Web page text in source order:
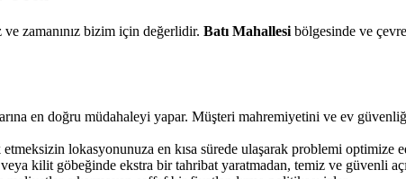
zamanınız bizim için değerlidir. Batı Mahallesi bölgesinde ve
en doğru müdahaleyi yapar. Müşteri mahremiyetini ve ev
lokasyonunuza en kısa sürede ulaşarak problemi optimize
kilit göbeğinde ekstra bir tahribat yaratmadan, temiz ve güvenli